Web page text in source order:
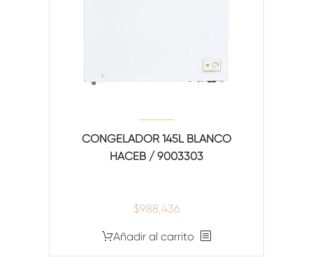
CONGELADOR 145L BLANCO
HACEB / 9003303
$988,436
Añadir al carrito